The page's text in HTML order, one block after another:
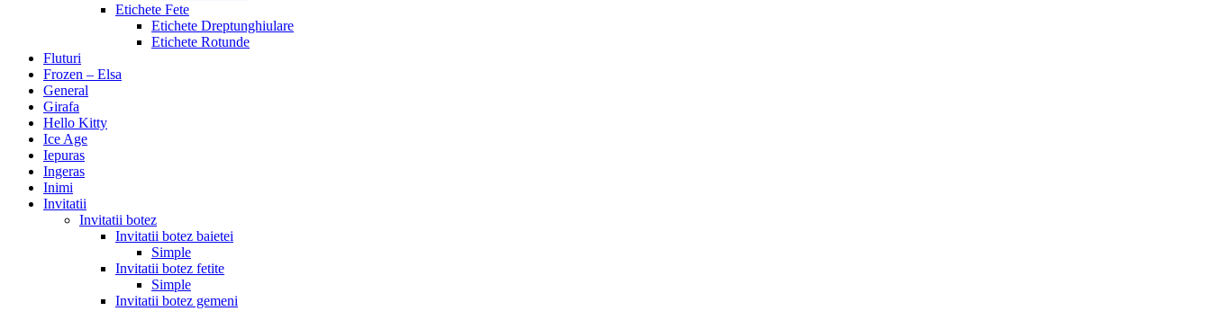
Etichete Fete
Etichete Dreptunghiulare
Etichete Rotunde
Fluturi
Frozen – Elsa
General
Girafa
Hello Kitty
Ice Age
Iepuras
Ingeras
Inimi
Invitatii
Invitatii botez
Invitatii botez baietei
Simple
Invitatii botez fetite
Simple
Invitatii botez gemeni